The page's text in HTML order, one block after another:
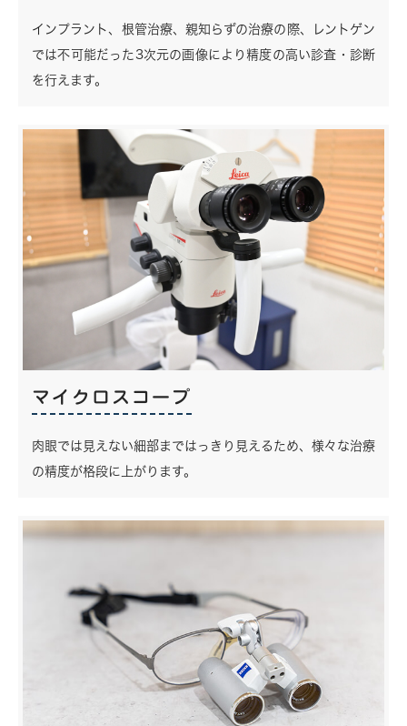
インプラント、根管治療、親知らずの治療の際、レントゲン
では不可能だった3次元の画像により精度の高い診査・診断
を行えます。
マイクロスコープ
肉眼では見えない細部まではっきり見えるため、様々な治療
の精度が格段に上がります。